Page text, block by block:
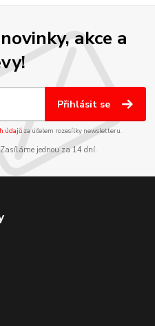
akce a
Přihlásit se
údajůza účelem rozesílky newsletteru.
jednou za 14 dní.